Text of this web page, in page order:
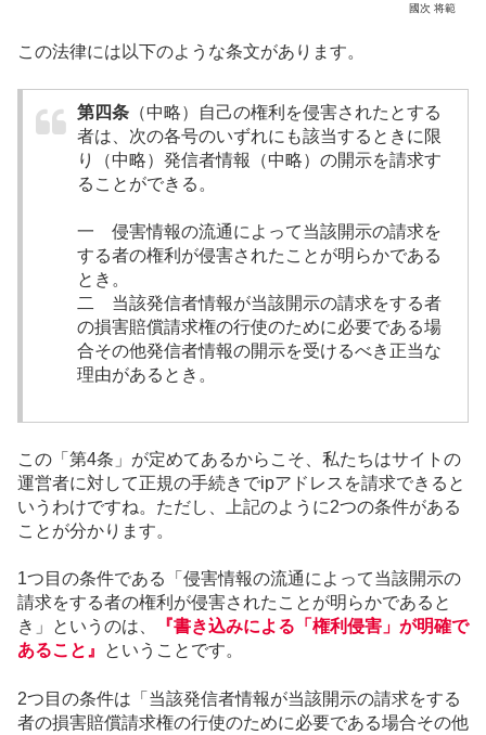
國次 将範
この法律には以下のような条文があります。
第四条 （中略）自己の権利を侵害されたとする
者は、次の各号のいずれにも該当するときに限
り（中略）発信者情報（中略）の開示を請求す
ることができる。
一 侵害情報の流通によって当該開示の請求を
する者の権利が侵害されたことが明らかである
とき。
二 当該発信者情報が当該開示の請求をする者
の損害賠償請求権の行使のために必要である場
合その他発信者情報の開示を受けるべき正当な
理由があるとき。
この「第4条」が定めてあるからこそ、私たちはサイトの
運営者に対して正規の手続きでipアドレスを請求できると
いうわけですね。ただし、上記のように2つの条件がある
ことが分かります。
1つ目の条件である「侵害情報の流通によって当該開示の
請求をする者の権利が侵害されたことが明らかであると
き」というのは、
『書き込みによる「権利侵害」が明確で
あること』
ということです。
2つ目の条件は「当該発信者情報が当該開示の請求をする
者の損害賠償請求権の行使のために必要である場合その他